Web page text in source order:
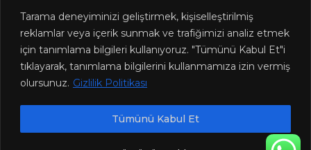
Tarama deneyiminizi geliştirmek, kişiselleştirilmiş
reklamlar veya içerik sunmak ve trafiğimizi analiz etmek
için tanımlama bilgileri kullanıyoruz. "Tümünü Kabul Et"i
tıklayarak, tanımlama bilgilerini kullanmamıza izin vermiş
olursunuz. Gizlilik Politikası
Tümünü Kabul Et